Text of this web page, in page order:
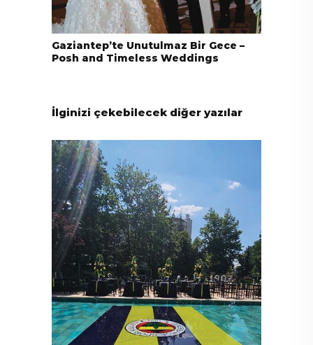
Gaziantep’te Unutulmaz Bir Gece –
Posh and Timeless Weddings
İlginizi çekebilecek diğer yazılar